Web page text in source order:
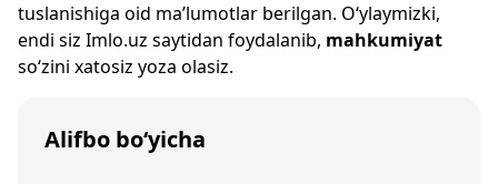
tuslanishiga oid ma’lumotlar berilgan. O‘ylaymizki,
endi siz Imlo.uz saytidan foydalanib, mahkumiyat
so‘zini xatosiz yoza olasiz.
Alifbo bo‘yicha